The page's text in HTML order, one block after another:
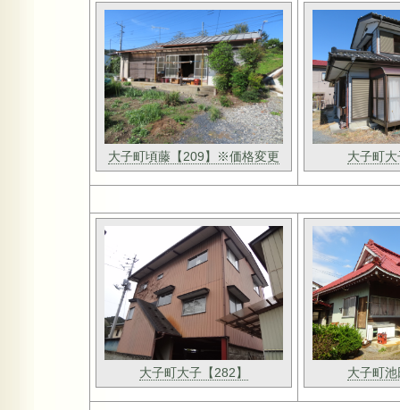
大子町頃藤【209】※価格変更 大子町
大子町大子【282】 大子町